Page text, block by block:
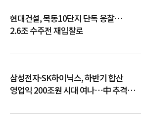
현대건설, 목동10단지 단독 응찰…
2.6조 수주전 재입찰로
삼성전자·SK하이닉스, 하반기 합산
영업익 200조원 시대 여나…中 추격은